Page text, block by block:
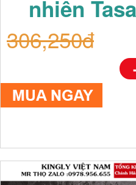
nhiên
306,250đ